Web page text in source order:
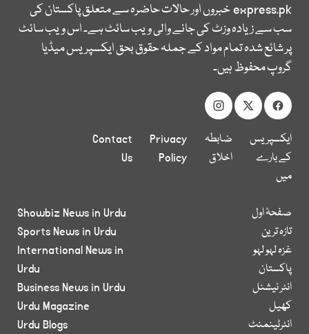
express.pkخبروں اور حالات حاضرہ سے متعلق پاکستان کی
سب سے زیادہ وزٹ کی جانے والی ویب سائٹ ہے۔ اس ویب سائٹ
پر شائع شدہ تمام مواد کے جملہ حقوق بحق ایکسپریس میڈیا
گروپ محفوظ ہیں۔
ایکسپریس
کے بارے
میں
ضابطہ
اخلاق
Privacy
Policy
Contact
Us
صفحۂ اول
تازہ ترین
غزہ لہو لہو
پاکستان
انٹر نیشنل
کھیل
انٹرٹینمنٹ
Showbiz News in Urdu
Sports News in Urdu
International News in
Urdu
Business News in Urdu
Urdu Magazine
Urdu Blogs